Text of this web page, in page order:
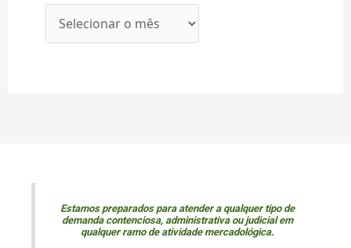
Estamos preparados para atender a qualquer tipo de
demanda contenciosa, administrativa ou judicial em
qualquer ramo de atividade mercadológica.